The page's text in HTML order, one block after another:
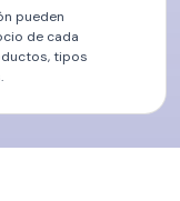
pueden
de cada
tipos